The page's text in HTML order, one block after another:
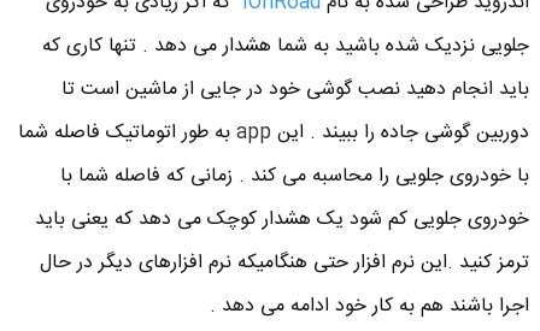
جلویی نزدیک شده باشید به شما هشدار می دهد . تنها کاری که
باید انجام دهید نصب گوشی خود در جایی از ماشین است تا
دوربین گوشی جاده را ببیند . این appبه طور اتوماتیک فاصله شما
با خودروی جلویی را محاسبه می کند . زمانی که فاصله شما با
خودروی جلویی کم شود یک هشدار کوچک می دهد که یعنی باید
ترمز کنید .این نرم افزار حتی هنگامیکه نرم افزارهای دیگر در حال
اجرا باشند هم به کار خود ادامه می دهد .